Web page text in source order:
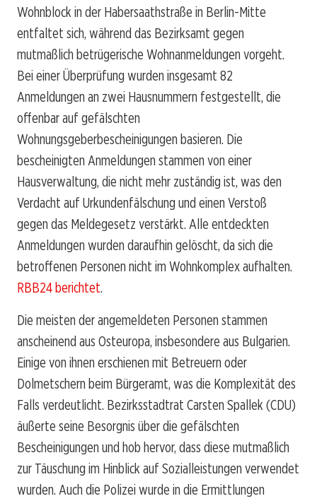
Wohnblock in der Habersaathstraße in Berlin-Mitte
entfaltet sich, während das Bezirksamt gegen
mutmaßlich betrügerische Wohnanmeldungen vorgeht.
Bei einer Überprüfung wurden insgesamt 82
Anmeldungen an zwei Hausnummern festgestellt, die
offenbar auf gefälschten
Wohnungsgeberbescheinigungen basieren. Die
bescheinigten Anmeldungen stammen von einer
Hausverwaltung, die nicht mehr zuständig ist, was den
Verdacht auf Urkundenfälschung und einen Verstoß
gegen das Meldegesetz verstärkt. Alle entdeckten
Anmeldungen wurden daraufhin gelöscht, da sich die
betroffenen Personen nicht im Wohnkomplex aufhalten.
RBB24 berichtet.
Die meisten der angemeldeten Personen stammen
anscheinend aus Osteuropa, insbesondere aus Bulgarien.
Einige von ihnen erschienen mit Betreuern oder
Dolmetschern beim Bürgeramt, was die Komplexität des
Falls verdeutlicht. Bezirksstadtrat Carsten Spallek (CDU)
äußerte seine Besorgnis über die gefälschten
Bescheinigungen und hob hervor, dass diese mutmaßlich
zur Täuschung im Hinblick auf Sozialleistungen verwendet
wurden. Auch die Polizei wurde in die Ermittlungen